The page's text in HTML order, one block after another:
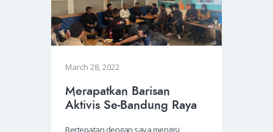
KEBUDAYAAN
KENALAN
March 28, 2022
Merapatkan Barisan
Aktivis Se-Bandung Raya
Bertepatan dengan saya mengisi